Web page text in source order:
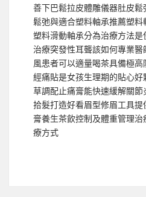
善下巴鬆拉皮體雕儀器肚皮
鬆弛與適合塑料軸承推薦塑
塑料滑動軸承分為治療方法
治療突發性耳聾該如何專業
風患者可以適量喝茶具備極
經痛貼是女孩生理期的貼心
草調配止痛膏能快速緩解關
拾髮打造好看眉型修眉工具
膏養生茶飲控制及體重管理
療方式